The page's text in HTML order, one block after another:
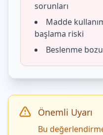
sorunları
Madde
başlama riski
Beslenme
Önemli Uyarı
Bu